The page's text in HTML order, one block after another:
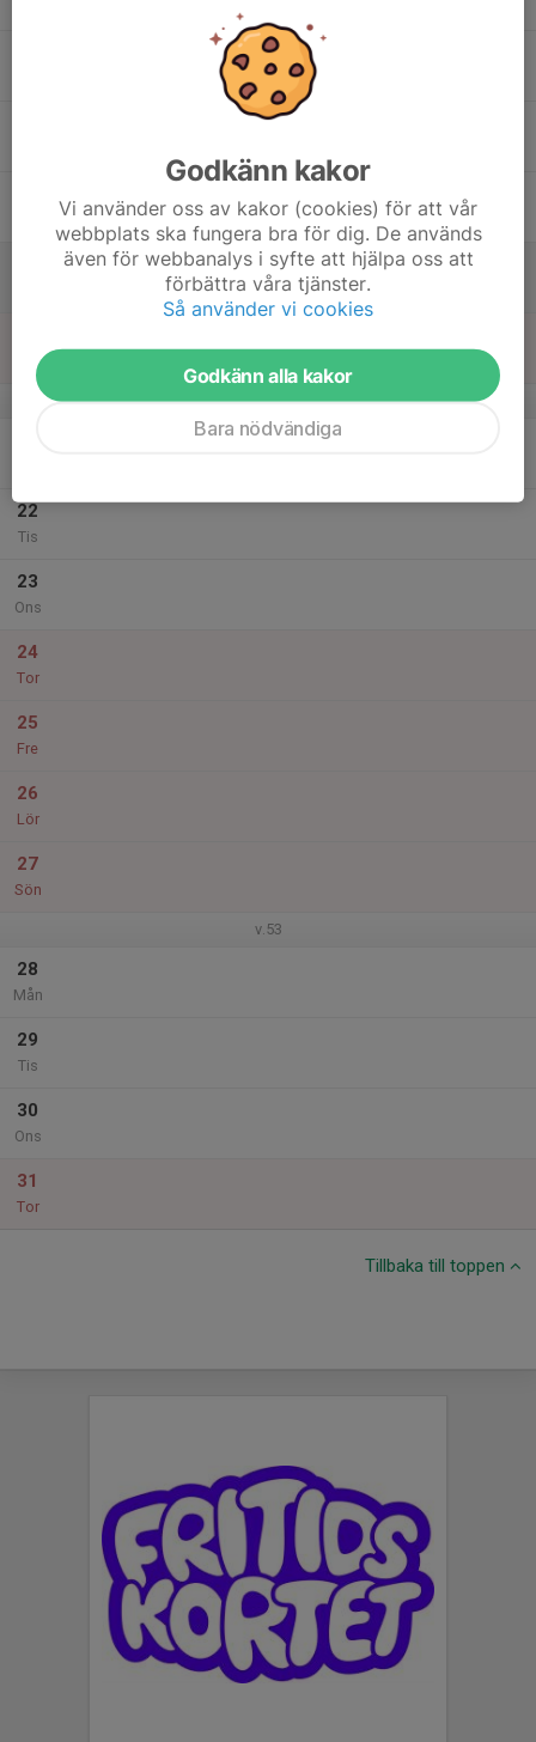
Sön
v.52
22
Tis
23
Ons
24
Tor
25
Fre
26
Lör
27
Sön
v.53
28
Mån
29
Tis
30
Ons
31
Tor
Tillbaka till toppen
Godkänn kakor
Vi använder oss av kakor (cookies) för att vår
webbplats ska fungera bra för dig. De används
även för webbanalys i syfte att hjälpa oss att
förbättra våra tjänster.
Så använder vi cookies
Godkänn alla kakor
Bara nödvändiga